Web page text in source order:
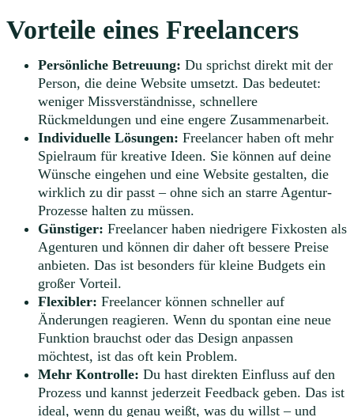
Vorteile eines Freelancers
Persönliche Betreuung: Du sprichst direkt mit der
Person, die deine Website umsetzt. Das bedeutet:
weniger Missverständnisse, schnellere
Rückmeldungen und eine engere Zusammenarbeit.
Individuelle Lösungen: Freelancer haben oft mehr
Spielraum für kreative Ideen. Sie können auf deine
Wünsche eingehen und eine Website gestalten, die
wirklich zu dir passt – ohne sich an starre Agentur-
Prozesse halten zu müssen.
Günstiger: Freelancer haben niedrigere Fixkosten als
Agenturen und können dir daher oft bessere Preise
anbieten. Das ist besonders für kleine Budgets ein
großer Vorteil.
Flexibler: Freelancer können schneller auf
Änderungen reagieren. Wenn du spontan eine neue
Funktion brauchst oder das Design anpassen
möchtest, ist das oft kein Problem.
Mehr Kontrolle: Du hast direkten Einfluss auf den
Prozess und kannst jederzeit Feedback geben. Das ist
ideal, wenn du genau weißt, was du willst – und